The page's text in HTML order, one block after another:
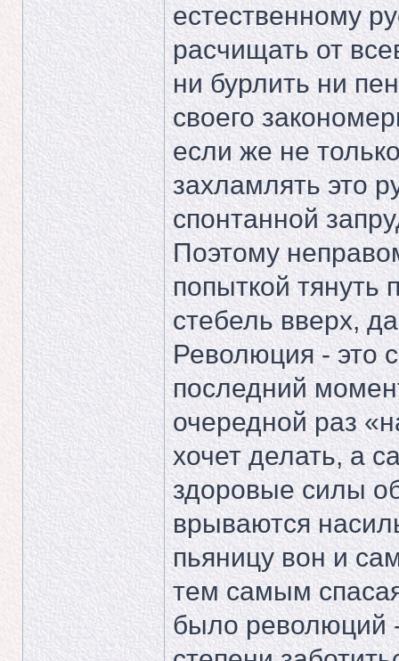
естественному
расчищать от
ни бурлить ни
своего
если же не
захламлять это
спонтанной
Поэтому
попыткой тянуть
стебель вверх,
Революция - это
последний
очередной раз
хочет делать, а
здоровые силы
врываются
пьяницу вон и
тем самым
было революций